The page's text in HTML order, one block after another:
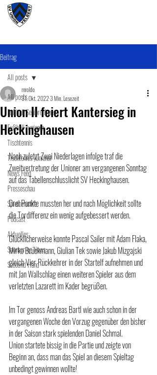
Beitrag
All posts
Fußball SeniorenInnen
Fußball Junioner
Tischtennis
Tischtennis Junioner
News Feed
Presseschau
Spielberichte
Podcast
Aktuelles
Sponsoring News
Secound Hand
All posts
Union II feiert Kantersieg in
Heckinghausen
mroldo
31. Okt. 20223 Min. Lesezeit
Nach zuletzt Zwei Niederlagen infolge traf die
Zweitvertretung der Unioner am vergangenen Sonntag
auf das Tabellenschlusslicht SV Heckinghausen.
Drei Punkte mussten her und nach Möglichkeit sollte
die Tordifferenz ein wenig aufgebessert werden.
Glücklicherweise konnte Pascal Sailer mit Adam Flaka,
Mirko Brückmann, Giulian Tek sowie Jakub Mizgajski
gleich Vier Rückkehrer in der Startelf aufnehmen und
mit Jan Wallschlag einen weiteren Spieler aus dem
verletzten Lazarett im Kader begrüßen.
Im Tor genoss Andreas Bartl wie auch schon in der
vergangenen Woche den Vorzug gegenüber den bisher
in der Saison stark spielenden Daniel Schmal.
Union startete bissig in die Partie und zeigte von
Beginn an, dass man das Spiel an diesem Spieltag
unbedingt gewinnen wollte!